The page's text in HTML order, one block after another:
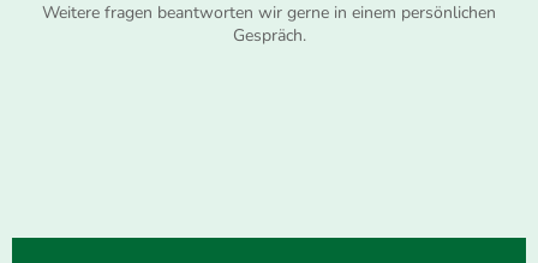
Weitere fragen beantworten wir gerne in einem persönlichen
Gespräch.